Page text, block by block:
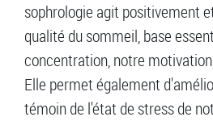
sophrologie agit positivement
qualité du sommeil, base
concentration, notre
Elle permet également
témoin de l'état de stress de